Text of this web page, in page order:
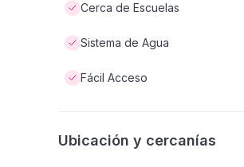
Cerca de Escuelas
Sistema de Agua
Fácil Acceso
Ubicación y cercanías